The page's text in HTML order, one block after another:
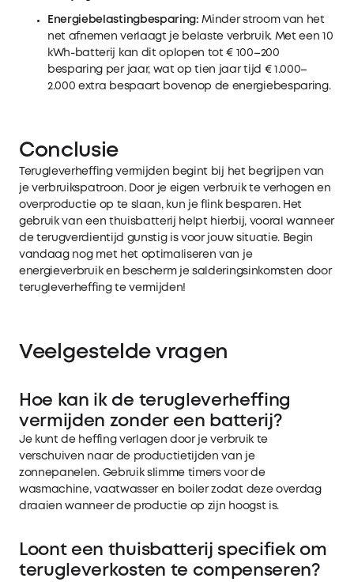
Energiebelastingbesparing: Minder stroom van het
net afnemen verlaagt je belaste verbruik. Met een 10
kWh-batterij kan dit oplopen tot € 100–200
besparing per jaar, wat op tien jaar tijd € 1.000–
2.000 extra bespaart bovenop de energiebesparing.
Conclusie
Terugleverheffing vermijden begint bij het begrijpen van
je verbruikspatroon. Door je eigen verbruik te verhogen en
overproductie op te slaan, kun je flink besparen. Het
gebruik van een thuisbatterij helpt hierbij, vooral wanneer
de terugverdientijd gunstig is voor jouw situatie. Begin
vandaag nog met het optimaliseren van je
energieverbruik en bescherm je salderingsinkomsten door
terugleverheffing te vermijden!
Veelgestelde vragen
Hoe kan ik de terugleverheffing
vermijden zonder een batterij?
Je kunt de heffing verlagen door je verbruik te
verschuiven naar de productietijden van je
zonnepanelen. Gebruik slimme timers voor de
wasmachine, vaatwasser en boiler zodat deze overdag
draaien wanneer de productie op zijn hoogst is.
Loont een thuisbatterij specifiek om
terugleverkosten te compenseren?